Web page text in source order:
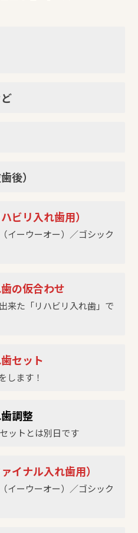
後）
ビリ入れ歯用）
イーウーオー）／ゴシック
の仮合わせ
来た「リハビリ入れ歯」で
セット
します！
調整
ットとは別日です
イナル入れ歯用）
イーウーオー）／ゴシック